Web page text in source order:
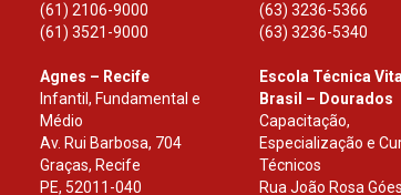
(61) 2106-9000
(61) 3521-9000
(63) 3236-5366
(63) 3236-5340
Agnes – Recife
Infantil, Fundamental e
Médio
Av. Rui Barbosa, 704
Graças, Recife
PE, 52011-040
Escola Técnica Vital
Brasil – Dourados
Capacitação,
Especialização e
Técnicos
Rua João Rosa